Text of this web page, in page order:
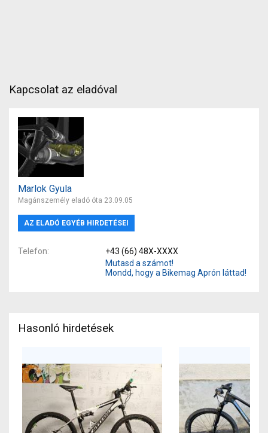
Kapcsolat az eladóval
Marlok Gyula
Magánszemély eladó óta 23.09.05
AZ ELADÓ EGYÉB HIRDETÉSEI
Telefon
+43 (66) 48X-XXXX
Mutasd a számot!
Mondd, hogy a Bikemag Aprón láttad!
Hasonló hirdetések